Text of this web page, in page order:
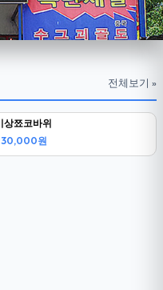
전체보기 »